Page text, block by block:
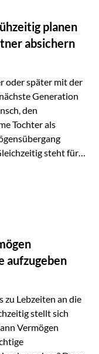
Familie vor: Die
aufgebaut. Ihr
den eigenen
zukommen zu…
planen
absichern
oder später mit der
Generation
den
Tochter als
steht für
Der überlebende
Police der
Die
Beispiel vor:
aufzugeben
zu Lebzeiten an die
stellt sich
Vermögen